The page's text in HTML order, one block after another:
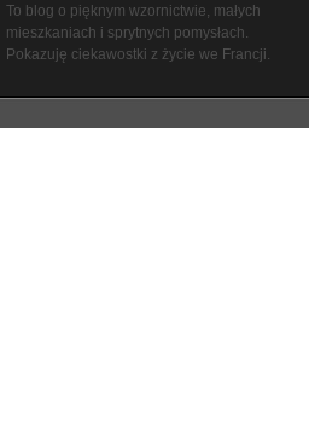
To blog o pięknym wzornictwie, małych
mieszkaniach i sprytnych pomysłach.
Pokazuję ciekawostki z życie we Francji.